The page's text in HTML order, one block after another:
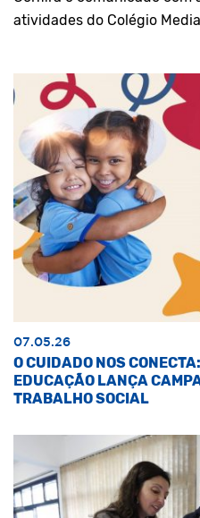
atividades do Colégio
07.05.26
O CUIDADO NOS
EDUCAÇÃO LANÇA
TRABALHO SOCIAL